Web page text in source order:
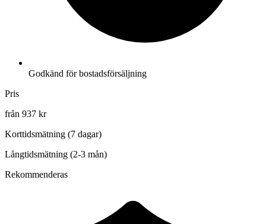
Godkänd för bostadsförsäljning
Pris
från 937 kr
Korttidsmätning (7 dagar)
Långtidsmätning (2-3 mån)
Rekommenderas